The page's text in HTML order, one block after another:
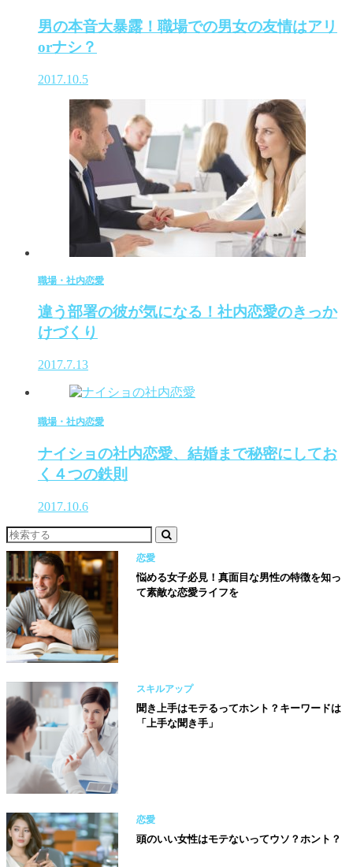
男の本音大暴露！職場での男女の友情はアリ
orナシ？
2017.10.5
職場・社内恋愛
違う部署の彼が気になる！社内恋愛のきっか
けづくり
2017.7.13
職場・社内恋愛
ナイショの社内恋愛、結婚まで秘密にしてお
く４つの鉄則
2017.10.6
恋愛
悩める女子必見！真面目な男性の特徴を知っ
て素敵な恋愛ライフを
スキルアップ
聞き上手はモテるってホント？キーワードは
「上手な聞き手」
恋愛
頭のいい女性はモテないってウソ？ホント？